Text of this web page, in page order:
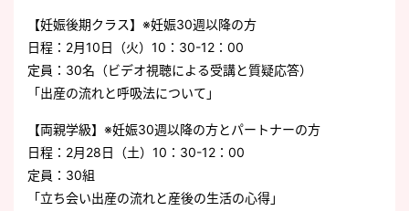
【妊娠後期クラス】※妊娠30週以降の方
日程：2月10日（火）10：30-12：00
定員：30名（ビデオ視聴による受講と質疑応答）
「出産の流れと呼吸法について」
【両親学級】※妊娠30週以降の方とパートナーの方
日程：2月28日（土）10：30-12：00
定員：30組
「立ち会い出産の流れと産後の生活の心得」